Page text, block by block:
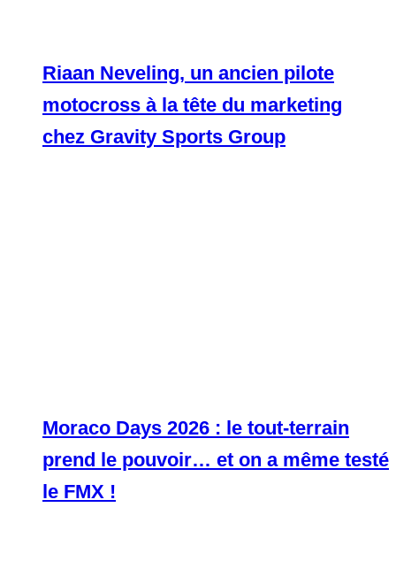
Riaan Neveling, un ancien pilote
motocross à la tête du marketing
chez Gravity Sports Group
Moraco Days 2026 : le tout-terrain
prend le pouvoir… et on a même testé
le FMX !